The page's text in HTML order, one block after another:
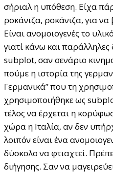
σήριαλ η υπόθεση. Είχα
ροκάνιζα, ροκάνιζα, για
Είναι ανομοιογενές το
γιατί κάνω και
subplot, σαν σενάριο
πούμε η ιστορία της
Γερμανικά” που τη
χρησιμοποιήθηκε ως
τέλος να έρχεται η
χώρα η Ιταλία, αν δεν
λοιπόν είναι ένα
δύσκολο να φτιαχτεί.
διήγησης. Σαν να